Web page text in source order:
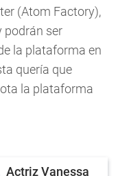
(Atom Factory),
podrán ser
la plataforma en
quería que
la plataforma
Actriz Vanessa